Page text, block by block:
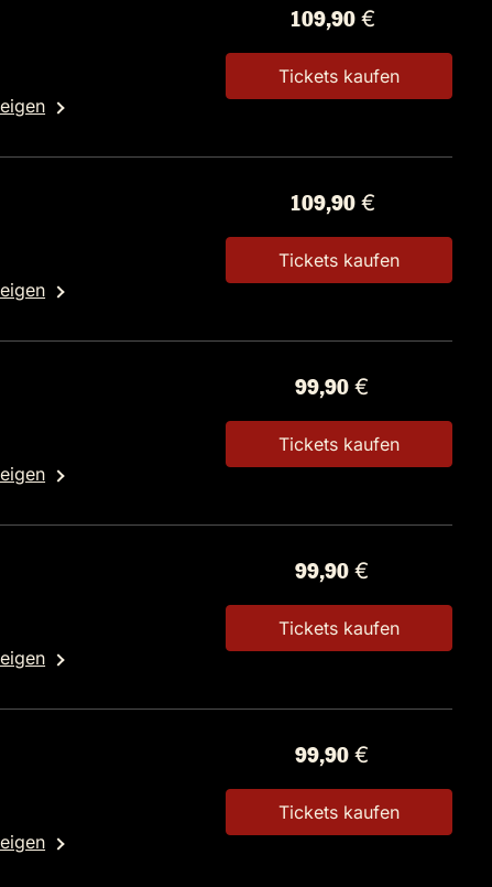
109,90 €
Tickets kaufen
109,90 €
Tickets kaufen
99,90 €
Tickets kaufen
99,90 €
Tickets kaufen
99,90 €
Tickets kaufen